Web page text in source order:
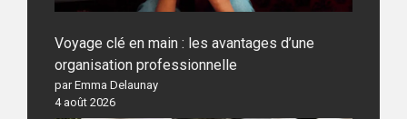
Voyage clé en main : les avantages d’une
organisation professionnelle
par Emma Delaunay
4 août 2026